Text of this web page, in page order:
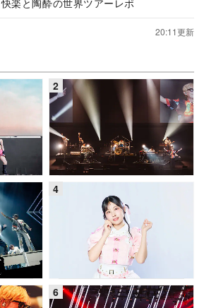
楽と陶酔の世界ツアーレポ
20:11更新